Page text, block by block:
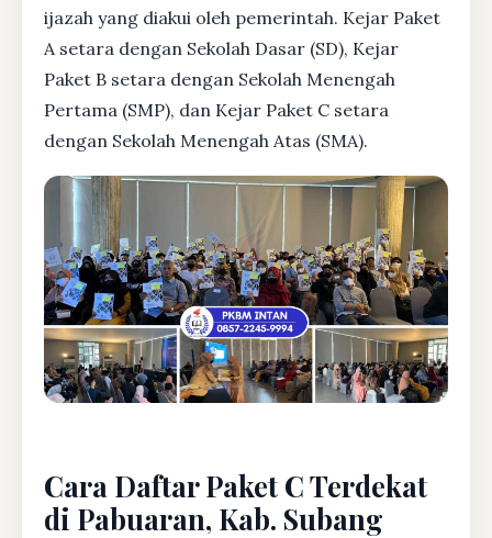
ijazah yang diakui oleh pemerintah. Kejar Paket
A setara dengan Sekolah Dasar (SD), Kejar
Paket B setara dengan Sekolah Menengah
Pertama (SMP), dan Kejar Paket C setara
dengan Sekolah Menengah Atas (SMA).
Cara Daftar Paket C Terdekat
di Pabuaran, Kab. Subang